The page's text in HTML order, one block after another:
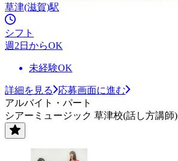
草津(滋賀)駅
シフト
週2日からOK
未経験OK
詳細を見る
応募画面に進む
アルバイト・パート
シアーミュージック 草津校(話し方講師)